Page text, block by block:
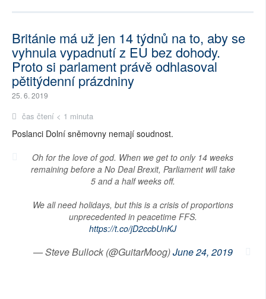
Británie má už jen 14 týdnů na to, aby se
vyhnula vypadnutí z EU bez dohody.
Proto si parlament právě odhlasoval
pětitýdenní prázdniny
25. 6. 2019
čas čtení < 1 minuta
Poslanci Dolní sněmovny nemají soudnost.
Oh for the love of god. When we get to only 14 weeks
remaining before a No Deal Brexit, Parliament will take
5 and a half weeks off.
We all need holidays, but this is a crisis of proportions
unprecedented in peacetime FFS.
https://t.co/jD2ccbUnKJ
— Steve Bullock (@GuitarMoog)June 24, 2019